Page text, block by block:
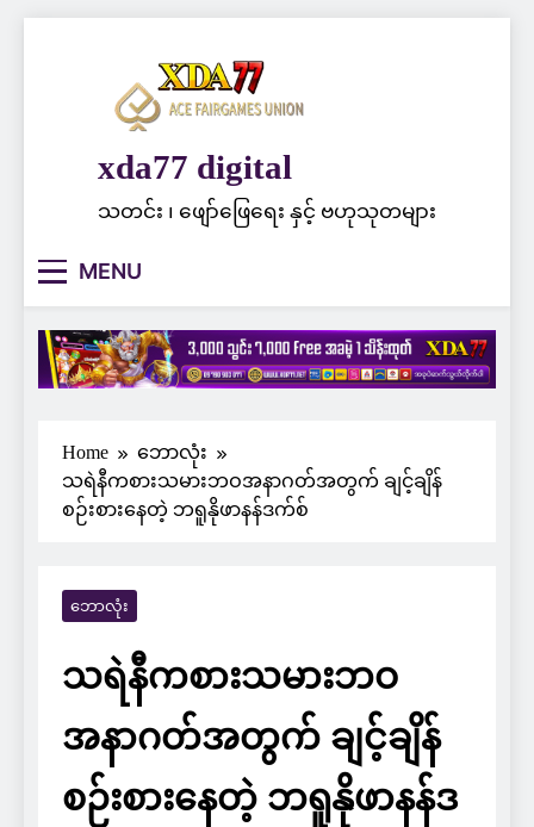
xda77 digital
သတင်း ၊ ဖျော်ဖြေရေး နှင့် ဗဟုသုတများ
MENU
Home
ဘောလုံး
သရဲနီကစားသမားဘဝအနာဂတ်အတွက် ချင့်ချိန်
စဉ်းစားနေတဲ့ ဘရူနိုဖာနန်ဒက်စ်
ဘောလုံး
သရဲနီကစားသမားဘဝ
အနာဂတ်အတွက် ချင့်ချိန်
စဉ်းစားနေတဲ့ ဘရူနိုဖာနန်ဒ